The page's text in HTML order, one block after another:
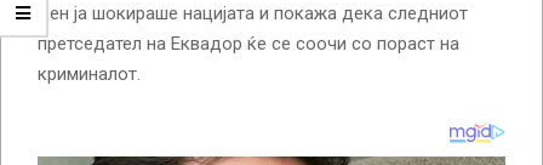
ден ја шокираше нацијата и покажа дека следниот
претседател на Еквадор ќе се соочи со пораст на
криминалот.